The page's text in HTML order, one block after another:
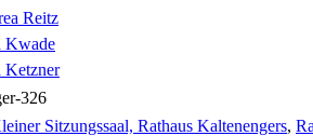
Reitz
Kwade
Ketzner
326
Sitzungssaal, Rathaus Kaltenengers,